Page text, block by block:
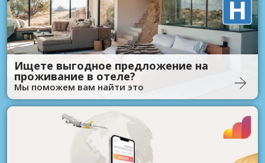
Ищете выгодное предложение на
проживание в отеле?
Мы поможем вам найти это